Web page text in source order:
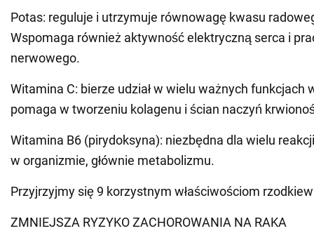
Potas: reguluje i utrzymuje równowagę kwasu
Wspomaga również aktywność elektryczną serca i
nerwowego.
Witamina C: bierze udział w wielu ważnych funkcjach
pomaga w tworzeniu kolagenu i ścian naczyń
Witamina B6 (pirydoksyna): niezbędna dla wielu
w organizmie, głównie metabolizmu.
Przyjrzyjmy się 9 korzystnym właściwościom
ZMNIEJSZA RYZYKO ZACHOROWANIA NA RAKA